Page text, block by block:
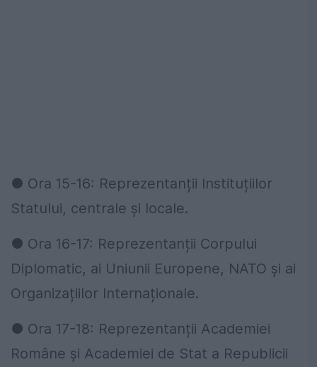
● Ora 15-16: Reprezentanții Instituțiilor
Statului, centrale și locale.
● Ora 16-17: Reprezentanții Corpului
Diplomatic, ai Uniunii Europene, NATO și ai
Organizațiilor Internaționale.
● Ora 17-18: Reprezentanții Academiei
Române și Academiei de Stat a Republicii